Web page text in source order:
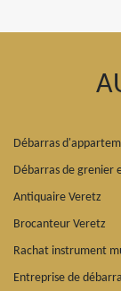
Débarras
Débarras de grenier
Antiquaire Veretz
Brocanteur Veretz
Rachat instrument
Entreprise de